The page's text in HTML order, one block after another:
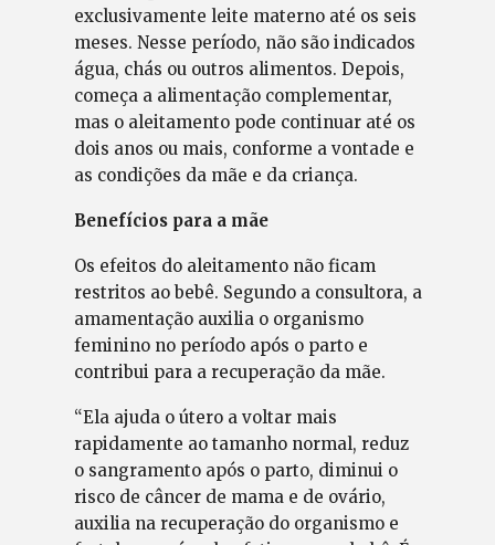
exclusivamente leite materno até os seis
meses. Nesse período, não são indicados
água, chás ou outros alimentos. Depois,
começa a alimentação complementar,
mas o aleitamento pode continuar até os
dois anos ou mais, conforme a vontade e
as condições da mãe e da criança.
Benefícios para a mãe
Os efeitos do aleitamento não ficam
restritos ao bebê. Segundo a consultora, a
amamentação auxilia o organismo
feminino no período após o parto e
contribui para a recuperação da mãe.
“Ela ajuda o útero a voltar mais
rapidamente ao tamanho normal, reduz
o sangramento após o parto, diminui o
risco de câncer de mama e de ovário,
auxilia na recuperação do organismo e